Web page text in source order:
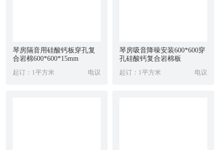
琴房隔音用硅酸钙板穿孔复
合岩棉600*600*15mm
起订：1平方米 电议
琴房吸音降噪安装600*600穿
孔硅酸钙复合岩棉板
起订：1平方米 电议